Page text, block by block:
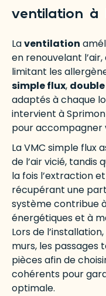
ventilation à
Laventilation
en renouvelant
limitant les
simple flux,
adaptés à chaque
intervient à
pour accompagner
La VMC simple flux
de l’air vicié, tandis
la fois l’extraction et
récupérant une
système contribue
énergétiques et à
Lors de
murs, les passages
pièces afin de
cohérents pour
optimale.